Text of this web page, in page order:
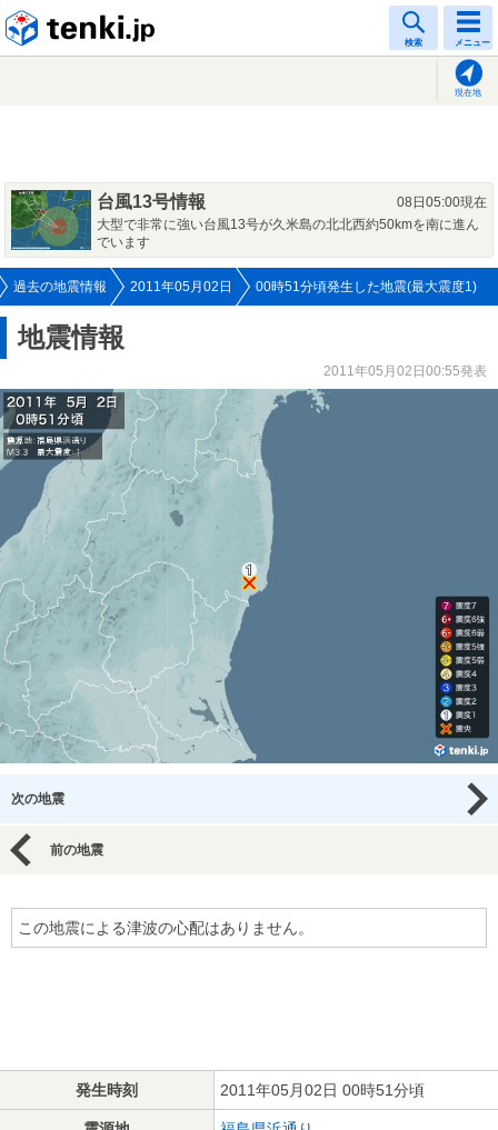
検索 メニュー
現在地
台風13号情報
08日05:00現在
大型で非常に強い台風13号が久米島の北北西約50kmを南に進ん
でいます
過去の地震情報 2011年05月02日 00時51分頃発生した地震(最大震度1)
地震情報
2011年05月02日00:55発表
次の地震
前の地震
この地震による津波の心配はありません。
発生時刻 2011年05月02日 00時51分頃